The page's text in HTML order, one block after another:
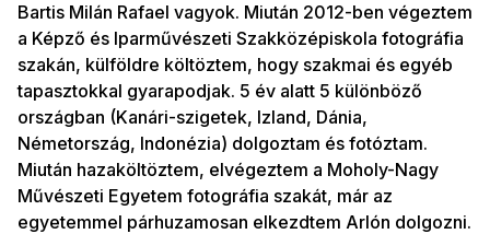
Bartis Milán Rafael vagyok. Miután 2012-ben végeztem
a Képző és Iparművészeti Szakközépiskola fotográfia
szakán, külföldre költöztem, hogy szakmai és egyéb
tapasztokkal gyarapodjak. 5 év alatt 5 különböző
országban (Kanári-szigetek, Izland, Dánia,
Németország, Indonézia) dolgoztam és fotóztam.
Miután hazaköltöztem, elvégeztem a Moholy-Nagy
Művészeti Egyetem fotográfia szakát, már az
egyetemmel párhuzamosan elkezdtem Arlón dolgozni.